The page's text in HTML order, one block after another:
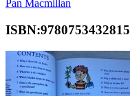
Pan Macmillan
ISBN:9780753432815